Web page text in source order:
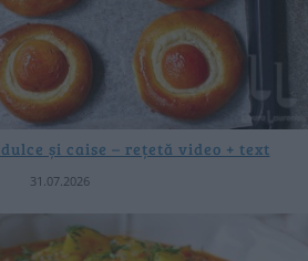
și caise – rețetă video + text
31.07.2026